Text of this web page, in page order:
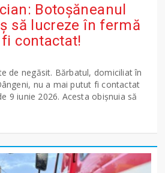
Botoșăneanul
să lucreze în fermă
contactat!
de negăsit. Bărbatul, domiciliat în
nu a mai putut fi contactat
9 iunie 2026. Acesta obișnuia să